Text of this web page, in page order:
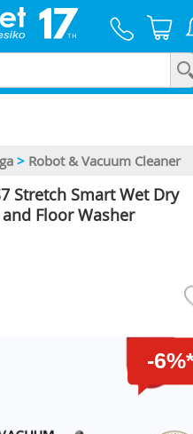
> Robot & Vacuum Cleaner
Stretch Smart Wet Dry
Floor Washer
-